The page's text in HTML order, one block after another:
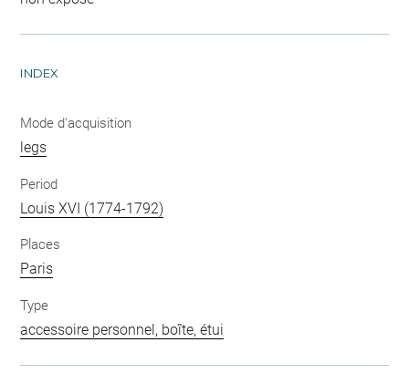
INDEX
Mode d'acquisition
legs
Period
Louis XVI (1774-1792)
Places
Paris
Type
accessoire personnel, boîte, étui